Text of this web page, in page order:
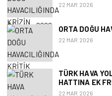
22 MAR 2026
ORTA DOĞU
22 MAR 2026
TÜRK HAVA
HATTINA EK
22 MAR 2026